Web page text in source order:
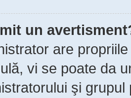
un
are
vi se poate da
şi